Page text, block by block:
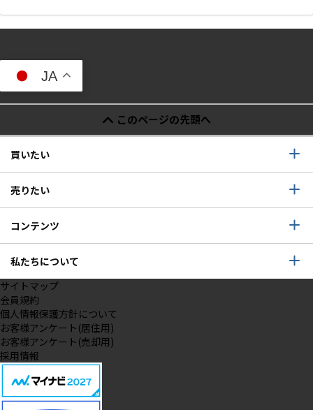
JA
このページの先頭へ
買いたい
売りたい
コンテンツ
私たちについて
サイトマップ
会員規約
個人情報保護方針について
お客様アンケート(居住用)
お客様アンケート(売却用)
採用情報